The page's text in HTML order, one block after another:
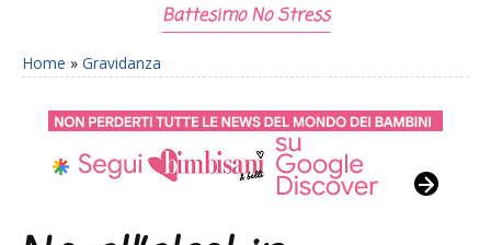
Battesimo No Stress
Home » Gravidanza